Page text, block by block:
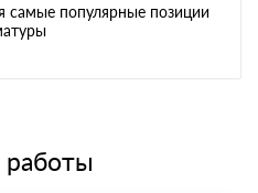
самые популярные позиции
работы